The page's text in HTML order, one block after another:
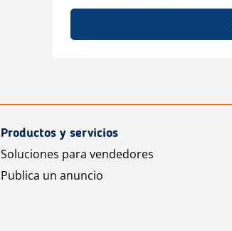
Productos y servicios
Soluciones para vendedores
Publica un anuncio